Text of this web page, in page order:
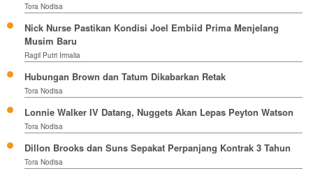
Tora Nodisa
Nick Nurse Pastikan Kondisi Joel Embiid Prima Menjelang
Musim Baru
Ragil Putri Irmalia
Hubungan Brown dan Tatum Dikabarkan Retak
Tora Nodisa
Lonnie Walker IV Datang, Nuggets Akan Lepas Peyton Watson
Tora Nodisa
Dillon Brooks dan Suns Sepakat Perpanjang Kontrak 3 Tahun
Tora Nodisa